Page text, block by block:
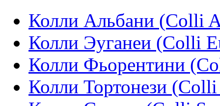
Колли Альбани (Colli
Колли Эуганеи (Colli
Колли Фьорентини
Колли Тортонези